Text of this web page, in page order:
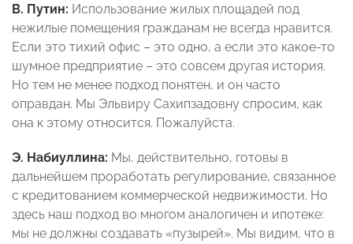
В. Путин: Использование жилых площадей под
нежилые помещения гражданам не всегда нравится.
Если это тихий офис – это одно, а если это какое-то
шумное предприятие – это совсем другая история.
Но тем не менее подход понятен, и он часто
оправдан. Мы Эльвиру Сахипзадовну спросим, как
она к этому относится. Пожалуйста.
Э. Набиуллина: Мы, действительно, готовы в
дальнейшем проработать регулирование, связанное
с кредитованием коммерческой недвижимости. Но
здесь наш подход во многом аналогичен и ипотеке:
мы не должны создавать «пузырей». Мы видим, что в